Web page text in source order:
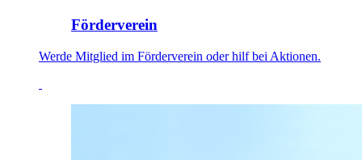
Förderverein
Werde Mitglied im Förderverein oder hilf bei Aktionen.